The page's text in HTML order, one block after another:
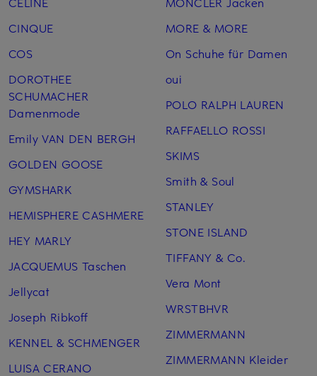
CINQUE
COS
DOROTHEE
SCHUMACHER
Damenmode
Emily VAN DEN BERGH
GOLDEN GOOSE
GYMSHARK
HEMISPHERE CASHMERE
HEY MARLY
JACQUEMUS Taschen
Jellycat
Joseph Ribkoff
KENNEL & SCHMENGER
LUISA CERANO
MORE & MORE
On Schuhe für Damen
oui
POLO RALPH LAUREN
RAFFAELLO ROSSI
SKIMS
Smith & Soul
STANLEY
STONE ISLAND
TIFFANY & Co.
Vera Mont
WRSTBHVR
ZIMMERMANN
ZIMMERMANN Kleider